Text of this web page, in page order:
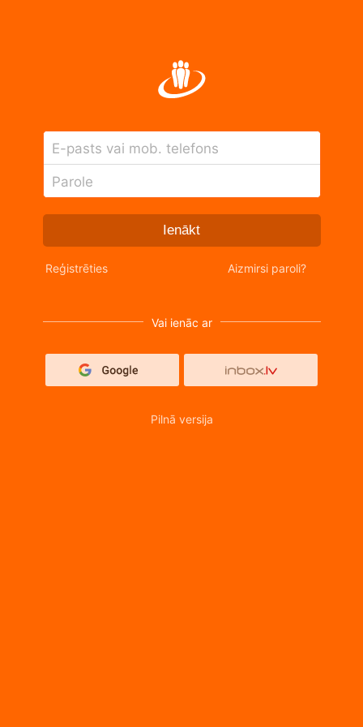
E-pasts vai mob. telefons
Parole
Ienākt
Reģistrēties Aizmirsi paroli?
Vai ienāc ar
Pilnā versija